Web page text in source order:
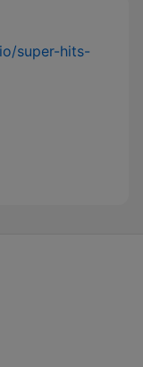
super-hits-